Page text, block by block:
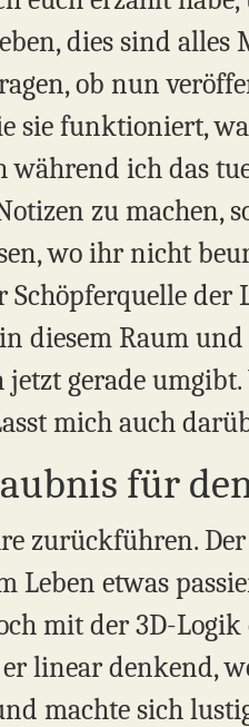
dies sind alles
ob nun
sie funktioniert,
während ich das
zu machen,
wo ihr nicht
der
diesem Raum
gerade
mich auch
für
zurückführen.
Leben etwas
mit der 3D-
linear denkend,
machte sich